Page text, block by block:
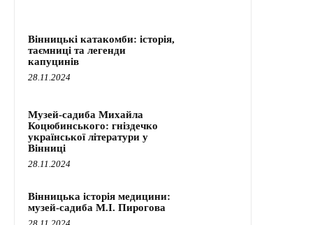
Вінницькі катакомби: історія,
таємниці та легенди
капуцинів
28.11.2024
Музей-садиба Михайла
Коцюбинського: гніздечко
української літератури у
Вінниці
28.11.2024
Вінницька історія медицини:
музей-садиба М.І. Пирогова